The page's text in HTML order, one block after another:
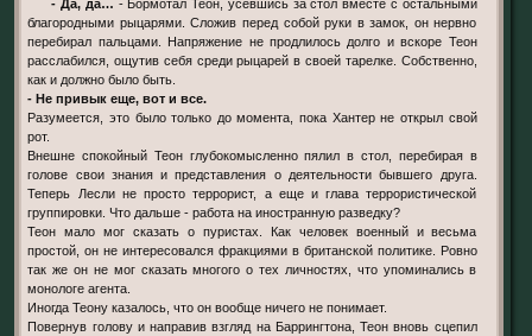
- Да, да… - Бормотал Теон, усевшись за стол вместе с остальными
благородными рыцарями. Сложив перед собой руки в замок, он нервно
перебирал пальцами. Напряжение не продлилось долго и вскоре Теон
расслабился, ощутив себя среди рыцарей в своей тарелке. Собственно,
как и должно было быть.
- Не привык еще, вот и все.
Разумеется, это было только до момента, пока Хантер не открыл свой
рот.
Внешне спокойный Теон глубокомысленно пялил в стол, перебирая в
голове свои знания и представления о деятельности бывшего друга.
Теперь Лесли не просто террорист, а еще и глава террористической
группировки. Что дальше - работа на иностранную разведку?
Теон мало мог сказать о пуристах. Как человек военный и весьма
простой, он не интересовался фракциями в британской политике. Ровно
так же он не мог сказать многого о тех личностях, что упоминались в
монологе агента.
Иногда Теону казалось, что он вообще ничего не понимает.
Повернув голову и направив взгляд на Баррингтона, Теон вновь сцепил